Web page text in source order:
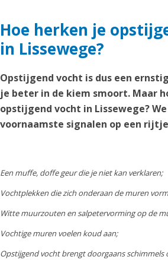
Hoe herken je
in Lissewege?
Opstijgend vocht is dus een
je beter in de kiem smoort. Maar
opstijgend vocht in Lissewege?
voornaamste signalen op een
Een muffe, doffe geur die je niet kan verklaren;
Vochtplekken die zich onderaan de muren
Witte muurzouten en salpetervorming op de
Vochtige muren voelen koud aan;
Opstijgend vocht brengt doorgaans schimmels